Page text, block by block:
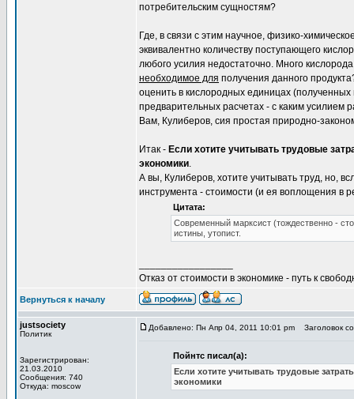
потребительским сущностям?
Где, в связи с этим научное, физико-
эквивалентно количеству поступающего
любого усилия недостаточно. Много
необходимое для получения данного
оценить в кислородных единицах
предварительных расчетах - с каким усилием
Вам, Кулиберов, сия простая природно-
Итак - Если хотите учитывать трудовые
экономики.
А вы, Кулиберов, хотите учитывать труд, но,
инструмента - стоимости (и ея воплощения в
Цитата:
Современный марксист (тождественно -
истины, утопист.
Отказ от стоимости в экономике - путь к
Вернуться к началу
justsociety
Политик
Зарегистрирован:
21.03.2010
Сообщения: 740
Откуда: moscow
Добавлено: Пн Апр 04, 2011 10:01 pm Заголовок
Пойнтс писал(а):
Если хотите учитывать трудовые
экономики